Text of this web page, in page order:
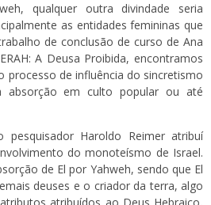
qualquer outra divindade seria
as entidades femininas que
de conclusão de curso de Ana
A Deusa Proibida, encontramos
processo de influência do sincretismo
absorção em culto popular ou até
Haroldo Reimer atribuí
do monoteísmo de Israel.
de El por Yahweh, sendo que El
deuses e o criador da terra, algo